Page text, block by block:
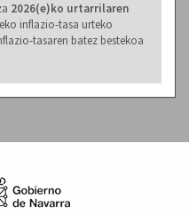
2026(e)ko urtarrilaren
inflazio-tasa urteko
tasaren batez bestekoa